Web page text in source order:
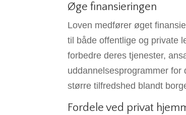
Øge finansieringen
Loven medfører øget
til både offentlige og private
forbedre deres tjenester,
uddannelsesprogrammer
større tilfredshed blandt
Fordele ved privat